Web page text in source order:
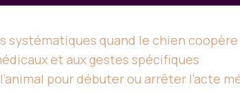
systématiques quand le chien coopère
et aux gestes spécifiques
pour débuter ou arrêter l’acte